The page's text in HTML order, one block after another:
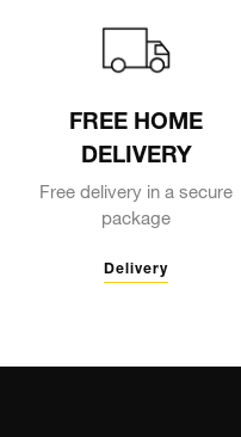
FREE HOME
DELIVERY
Free delivery in a secure
package
Delivery